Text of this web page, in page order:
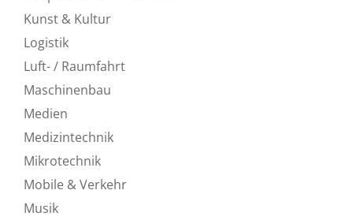
Kunst & Kultur
Logistik
Luft- / Raumfahrt
Maschinenbau
Medien
Medizintechnik
Mikrotechnik
Mobile & Verkehr
Musik